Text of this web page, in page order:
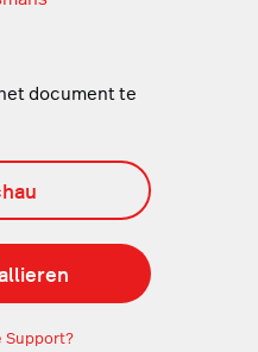
document te
Support?